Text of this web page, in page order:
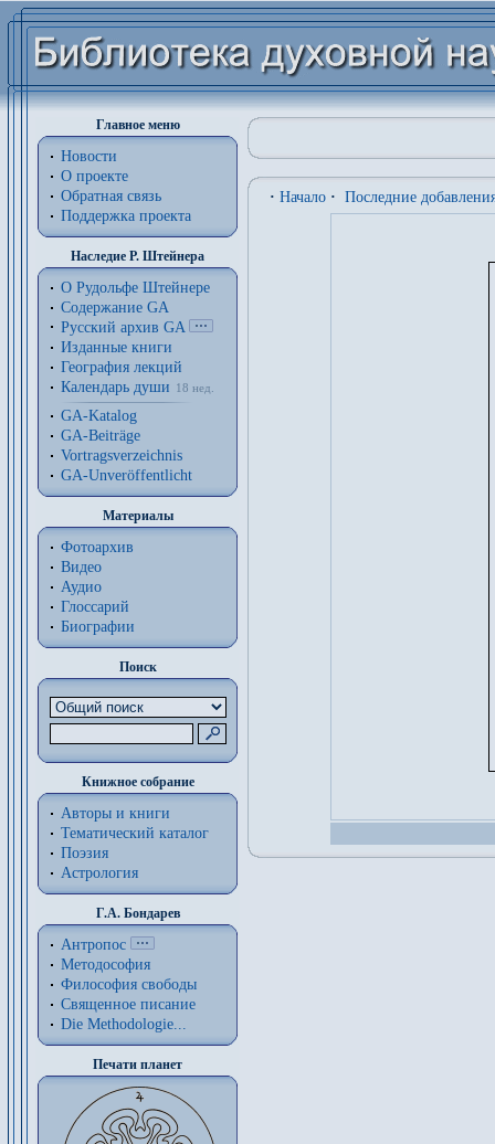
Главное меню
Новости
О проекте
Обратная связь
Поддержка проекта
Наследие Р. Штейнера
О Рудольфе Штейнере
Содержание GA
Русский архив GA
Изданные книги
География лекций
Календарь души
18 нед.
GA-Katalog
GA-Beiträge
Vortragsverzeichnis
GA-Unveröffentlicht
Материалы
Фотоархив
Видео
Аудио
Глоссарий
Биографии
Поиск
Книжное собрание
Авторы и книги
Тематический каталог
Поэзия
Астрология
Г.А. Бондарев
Антропос
Методософия
Философия cвободы
Священное писание
Die Methodologie...
Печати планет
· Начало · Последние